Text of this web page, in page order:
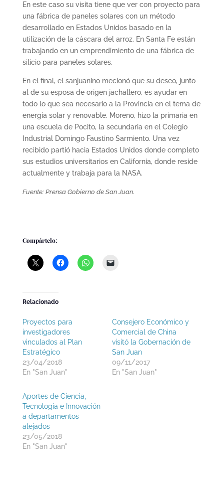
En este caso su visita tiene que ver con proyecto para
una fábrica de paneles solares con un método
desarrollado en Estados Unidos basado en la
utilización de la cáscara del arroz. En Santa Fe están
trabajando en un emprendimiento de una fábrica de
silicio para paneles solares.
En el final, el sanjuanino mecionó que su deseo, junto
al de su esposa de origen jachallero, es ayudar en
todo lo que sea necesario a la Provincia en el tema de
energía solar y renovable. Moreno, hizo la primaria en
una escuela de Pocito, la secundaria en el Colegio
Industrial Domingo Faustino Sarmiento. Una vez
recibido partió hacia Estados Unidos donde completo
sus estudios universitarios en California, donde reside
actualmente y trabaja para la NASA.
Fuente: Prensa Gobierno de San Juan.
Compártelo:
Relacionado
Proyectos para
investigadores
vinculados al Plan
Estratégico
23/04/2018
En "San Juan"
Consejero Económico y
Comercial de China
visitó la Gobernación de
San Juan
09/11/2017
En "San Juan"
Aportes de Ciencia,
Tecnología e Innovación
a departamentos
alejados
23/05/2018
En "San Juan"